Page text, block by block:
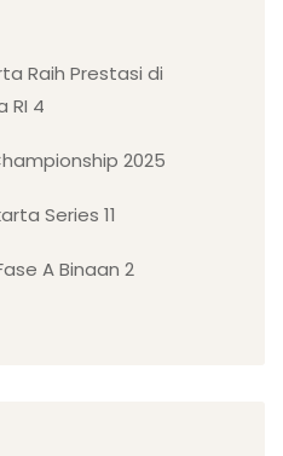
Raih Prestasi di
RI 4
2025
Series 11
A Binaan 2